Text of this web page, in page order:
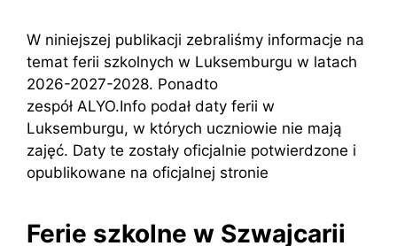
W niniejszej publikacji zebraliśmy informacje na
temat ferii szkolnych w Luksemburgu w latach
2026-2027-2028. Ponadto
zespół ALYO.Info podał daty ferii w
Luksemburgu, w których uczniowie nie mają
zajęć. Daty te zostały oficjalnie potwierdzone i
opublikowane na oficjalnej stronie
Ferie szkolne w Szwajcarii